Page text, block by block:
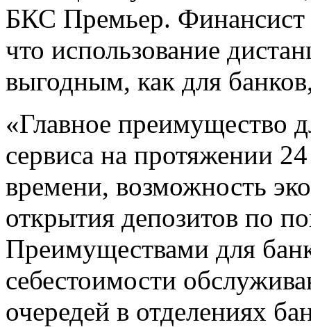
БКС Премьер. Финансист
что использование
выгодным, как для
«Главное преимущество
сервиса на протяжении
времени, возможность
открытия депозитов по
Преимуществами для
себестоимости
очередей в отделениях